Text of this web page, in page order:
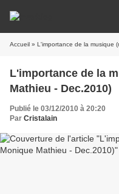
Accueil » L'importance de la musique
L'importance de la
Mathieu - Dec.2010)
Publié le 03/12/2010 à 20:20
Par Cristalain